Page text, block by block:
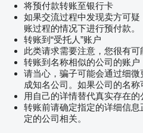
将预付款转账至银行卡
如果交流过程中发现卖方可
账过程的情况下进行预付款。
转账到“受托人”账户
此类请求需要注意，您很有可
转账到名称相似的公司的账户
请当心，骗子可能会通过细
成知名公司。如果公司的名称
用自己的详情替代真实存在
转账前请确定指定的详细信
定的公司相关。